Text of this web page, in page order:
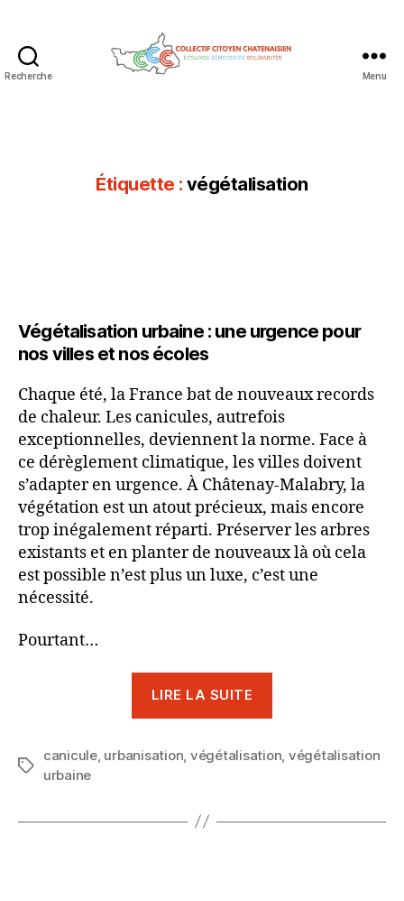
Recherche Menu
Étiquette : végétalisation
Végétalisation urbaine : une urgence pour
nos villes et nos écoles
Chaque été, la France bat de nouveaux records
de chaleur. Les canicules, autrefois
exceptionnelles, deviennent la norme. Face à
ce dérèglement climatique, les villes doivent
s’adapter en urgence. À Châtenay-Malabry, la
végétation est un atout précieux, mais encore
trop inégalement réparti. Préserver les arbres
existants et en planter de nouveaux là où cela
est possible n’est plus un luxe, c’est une
nécessité.
Pourtant…
LIRE LA SUITE
une
Étiquettes
canicule, urbanisation, végétalisation, végétalisation
urbaine